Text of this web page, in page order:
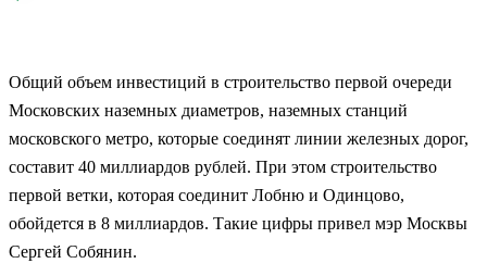
Общий объем инвестиций в строительство первой очереди
Московских наземных диаметров, наземных станций
московского метро, которые соединят линии железных дорог,
составит 40 миллиардов рублей. При этом строительство
первой ветки, которая соединит Лобню и Одинцово,
обойдется в 8 миллиардов. Такие цифры привел мэр Москвы
Сергей Собянин.